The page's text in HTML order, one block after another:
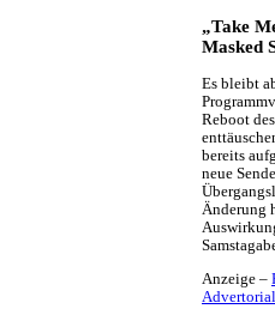
„Take
Masked
Es bleibt
Reboot
bereits
neue
Änderung
Anzeige –